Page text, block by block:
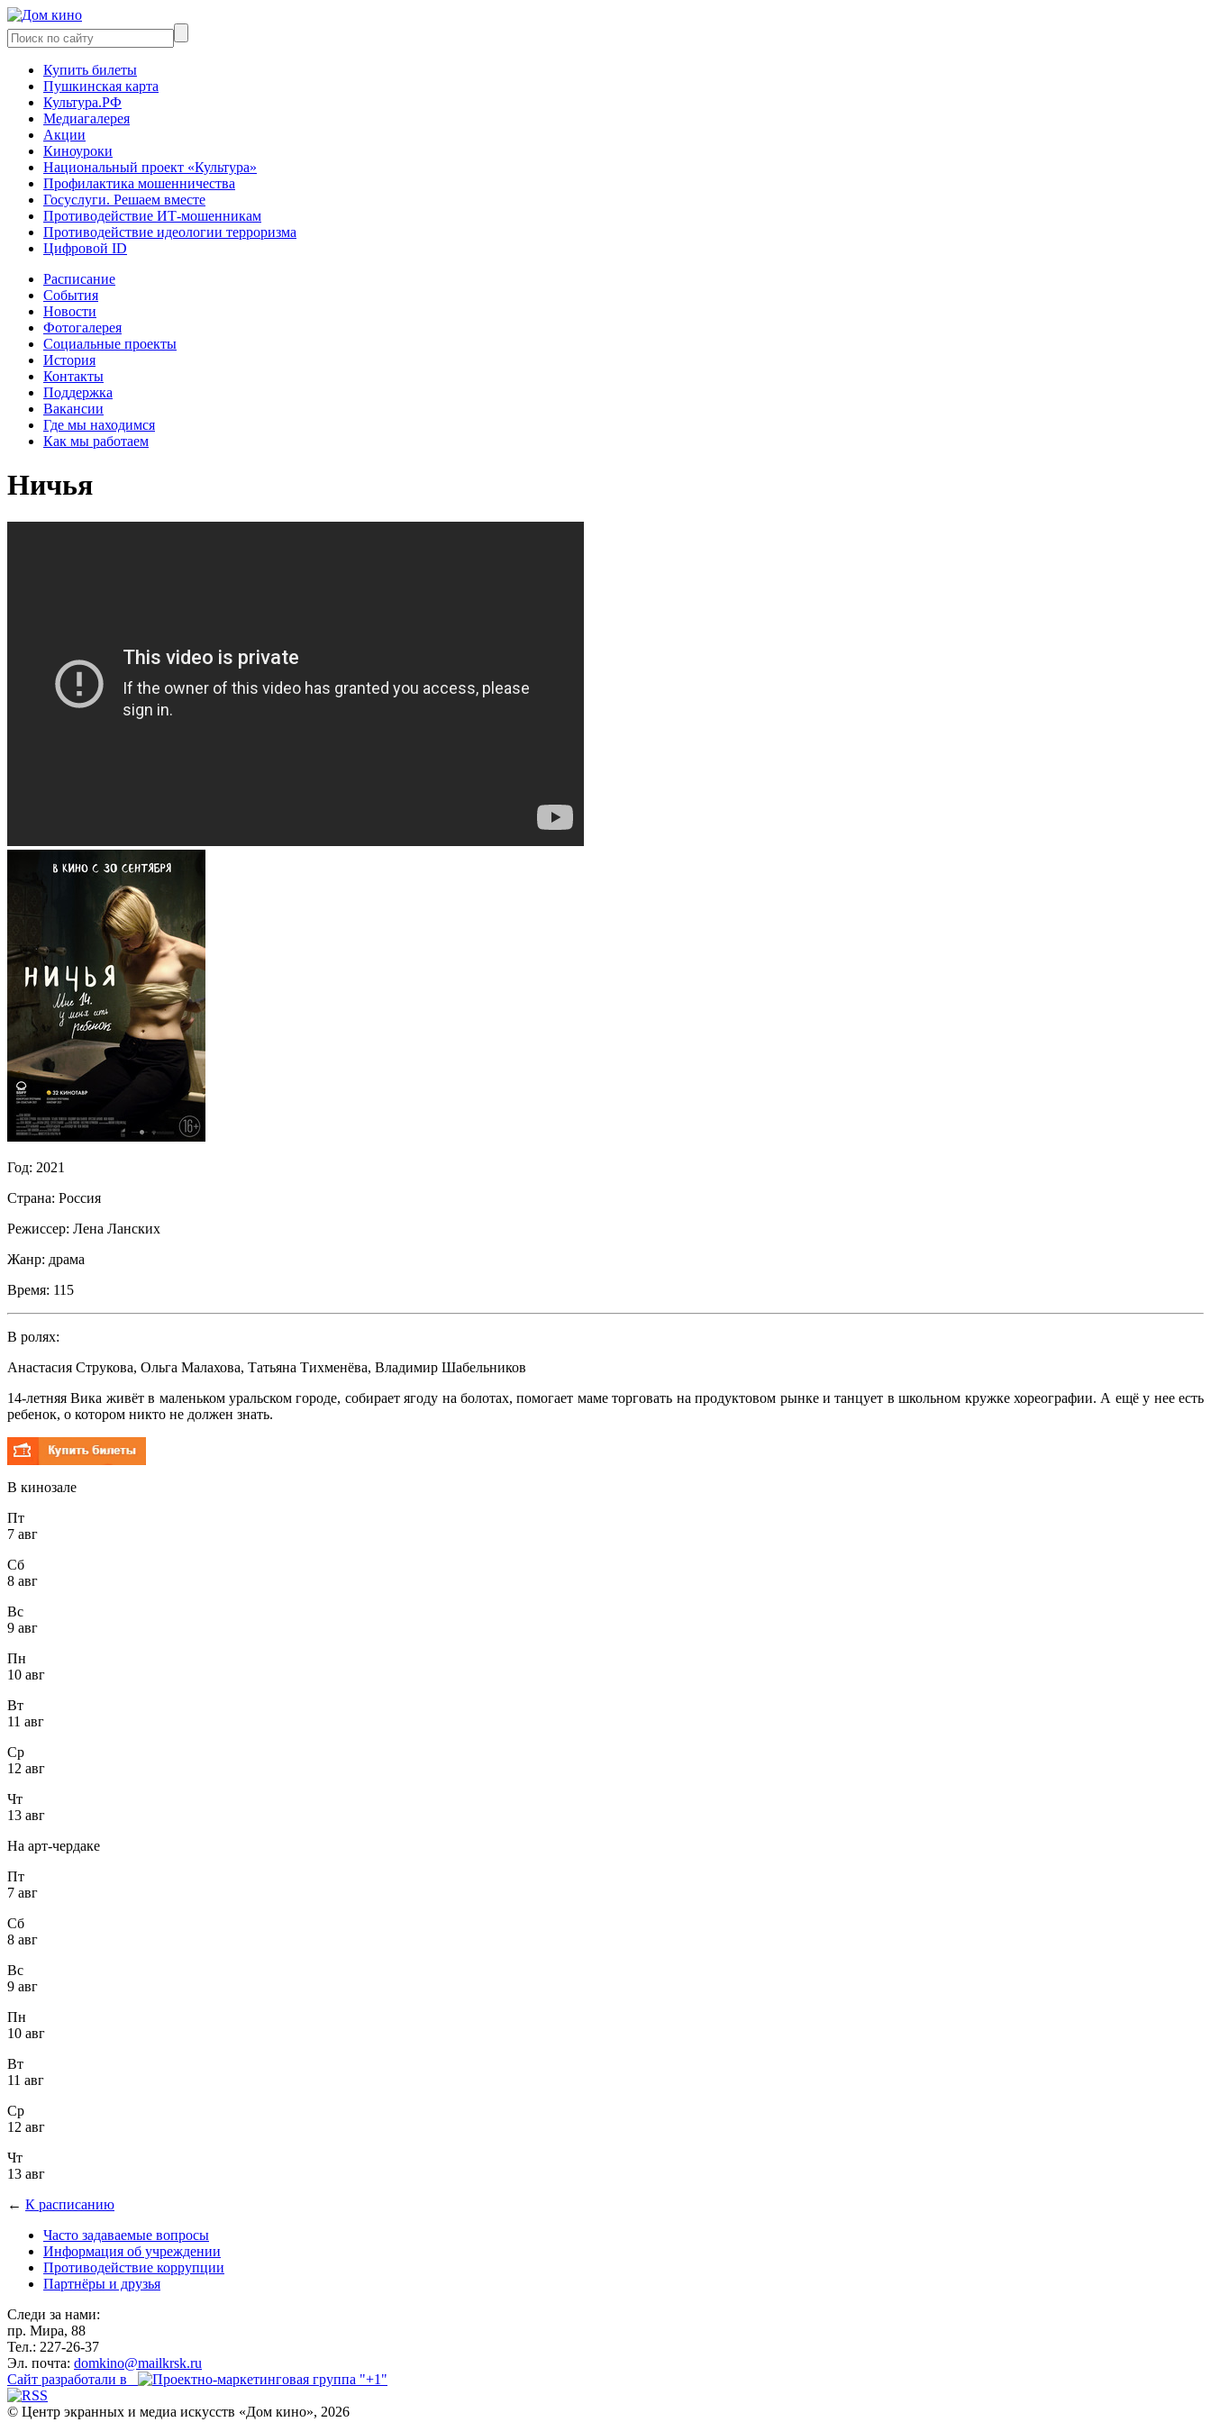
Купить билеты
Пушкинская карта
Культура.РФ
Медиагалерея
Акции
Киноуроки
Национальный проект «Культура»
Профилактика мошенничества
Госуслуги. Решаем вместе
Противодействие ИТ-мошенникам
Противодействие идеологии терроризма
Цифровой ID
Расписание
События
Новости
Фотогалерея
Социальные проекты
История
Контакты
Поддержка
Вакансии
Где мы находимся
Как мы работаем
Ничья
Год: 2021
Страна: Россия
Режиссер: Лена Ланских
Жанр: драма
Время: 115
В ролях:
Анастасия Струкова, Ольга Малахова, Татьяна Тихменёва, Владимир Шабельников
14-летняя Вика живёт в маленьком уральском городе, собирает ягоду на болотах, помогает маме торговать на продуктовом рынке и танцует в школьном кружке хореографии. А ещё у нее есть
ребенок, о котором никто не должен знать.
В кинозале
Пт
7 авг
Сб
8 авг
Вс
9 авг
Пн
10 авг
Вт
11 авг
Ср
12 авг
Чт
13 авг
На арт-чердаке
Пт
7 авг
Сб
8 авг
Вс
9 авг
Пн
10 авг
Вт
11 авг
Ср
12 авг
Чт
13 авг
← К расписанию
Часто задаваемые вопросы
Информация об учреждении
Противодействие коррупции
Партнёры и друзья
Следи за нами:
пр. Мира, 88
Тел.: 227-26-37
Эл. почта: domkino@mailkrsk.ru
Сайт разработали в
© Центр экранных и медиа искусств «Дом кино», 2026